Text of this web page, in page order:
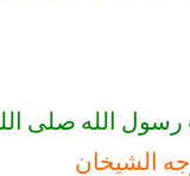
الله صلى
الشيخان